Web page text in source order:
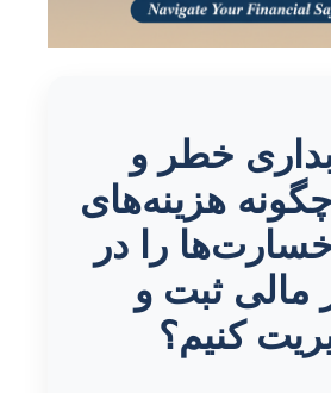
خطر و
هزینه‌های
را در
مالی ثبت و
کنیم؟